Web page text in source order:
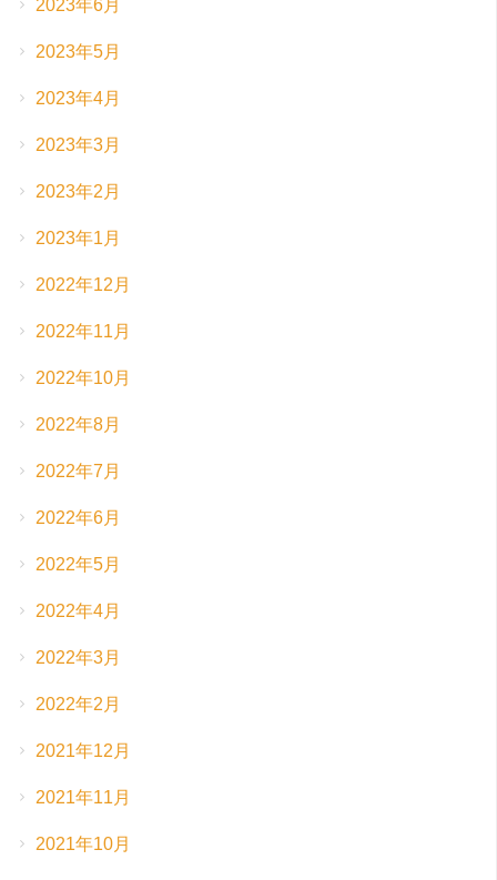
2023年6月
2023年5月
2023年4月
2023年3月
2023年2月
2023年1月
2022年12月
2022年11月
2022年10月
2022年8月
2022年7月
2022年6月
2022年5月
2022年4月
2022年3月
2022年2月
2021年12月
2021年11月
2021年10月